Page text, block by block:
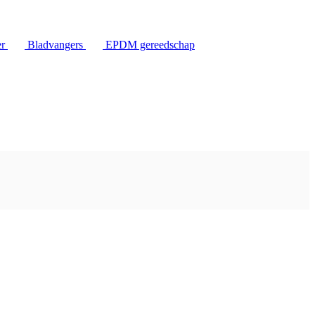
Bladvangers
EPDM gereedschap